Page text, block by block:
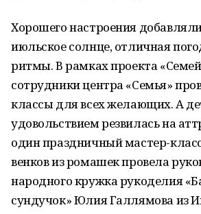
Хорошего настроения
июльское солнце, отличная
ритмы. В рамках проекта
сотрудники центра «Семья»
классы для всех желающих. А
удовольствием резвилась на
один праздничный мастер-
венков из ромашек провела
народного кружка рукоделия
сундучок» Юлия Галлямова из